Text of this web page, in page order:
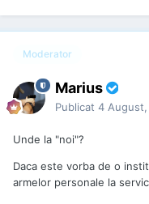
Moderator
Marius
Publicat 4 August,
Unde la "noi"?
Daca este vorba de o
armelor personale la